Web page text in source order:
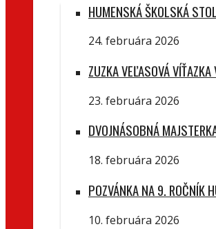
HUMENSKÁ ŠKOLSKÁ
24. februára 2026
ZUZKA VEĽASOVÁ
23. februára 2026
DVOJNÁSOBNÁ
18. februára 2026
POZVÁNKA NA 9. ROČNÍK
10. februára 2026